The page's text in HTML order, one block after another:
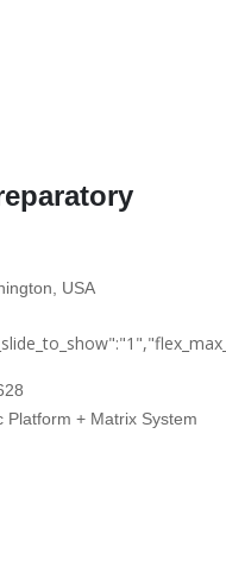
USA
Platform + Matrix System